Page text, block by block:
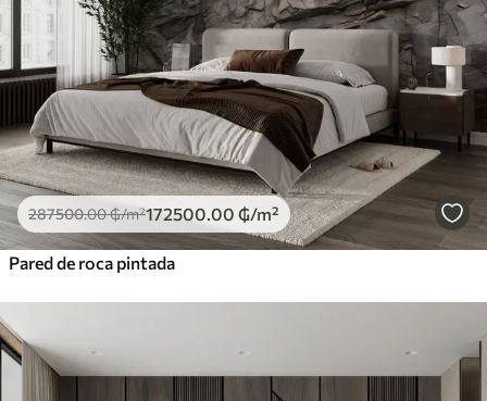
287500.00₲/m²172500 .00 ₲/m²
Pared de roca pintada